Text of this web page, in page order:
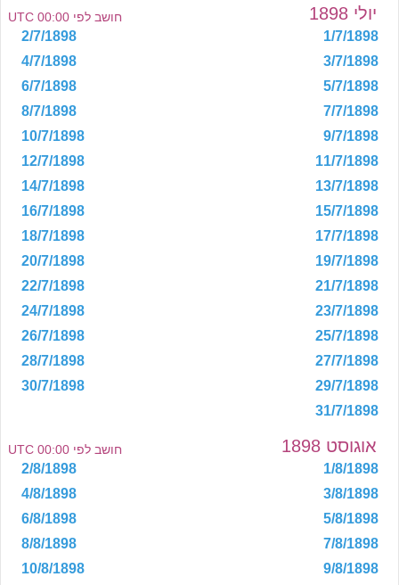
יולי 1898 חושב לפי 00:00 UTC
1/7/1898
2/7/1898
3/7/1898
4/7/1898
5/7/1898
6/7/1898
7/7/1898
8/7/1898
9/7/1898
10/7/1898
11/7/1898
12/7/1898
13/7/1898
14/7/1898
15/7/1898
16/7/1898
17/7/1898
18/7/1898
19/7/1898
20/7/1898
21/7/1898
22/7/1898
23/7/1898
24/7/1898
25/7/1898
26/7/1898
27/7/1898
28/7/1898
29/7/1898
30/7/1898
31/7/1898
אוגוסט 1898 חושב לפי 00:00 UTC
1/8/1898
2/8/1898
3/8/1898
4/8/1898
5/8/1898
6/8/1898
7/8/1898
8/8/1898
9/8/1898
10/8/1898